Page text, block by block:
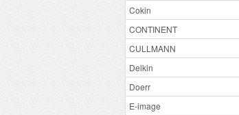
Cokin
CONTINENT
CULLMANN
Delkin
Doerr
E-image